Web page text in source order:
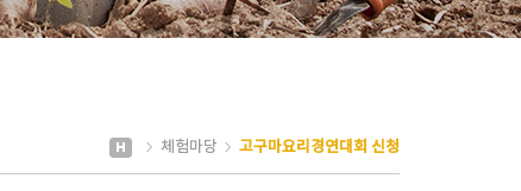
체험마당 고구마요리경연대회 신청